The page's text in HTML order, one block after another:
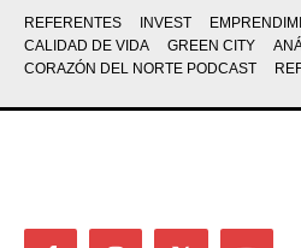
REFERENTES INVEST
CALIDAD DE VIDA
GREEN CITY
CORAZÓN DEL NORTE PODCAST